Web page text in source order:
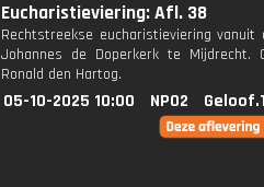
Eucharistieviering: Afl. 38
Rechtstreekse eucharistieviering vanuit
Johannes de Doperkerk te Mijdrecht.
Ronald den Hartog.
05-10-2025 10:00 NPO2